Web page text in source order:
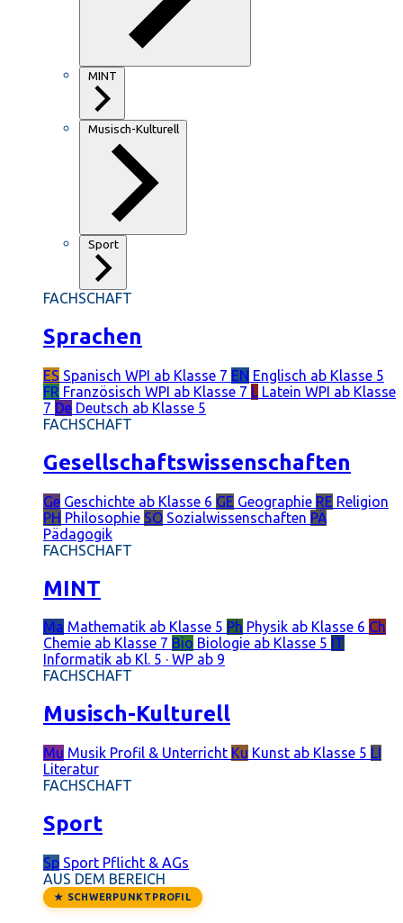
MINT
Musisch-Kulturell
Sport
FACHSCHAFT
Sprachen
ES Spanisch WPI ab Klasse 7 EN Englisch ab Klasse 5
FR Französisch WPI ab Klasse 7 L Latein WPI ab Klasse
7 De Deutsch ab Klasse 5
FACHSCHAFT
Gesellschaftswissenschaften
Ge Geschichte ab Klasse 6 GE Geographie RE Religion
PH Philosophie SO Sozialwissenschaften PÄ
Pädagogik
FACHSCHAFT
MINT
Ma Mathematik ab Klasse 5 Ph Physik ab Klasse 6 Ch
Chemie ab Klasse 7 Bio Biologie ab Klasse 5 IT
Informatik ab Kl. 5 · WP ab 9
FACHSCHAFT
Musisch-Kulturell
Mu Musik Profil & Unterricht Ku Kunst ab Klasse 5 LI
Literatur
FACHSCHAFT
Sport
Sp Sport Pflicht & AGs
AUS DEM BEREICH
★ SCHWERPUNKTPROFIL